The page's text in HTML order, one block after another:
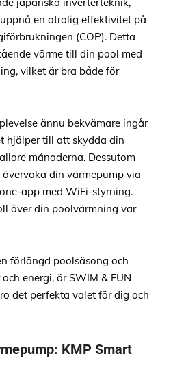
en otrolig effektivitet på
(COP). Detta
värme till din pool med
vilket är bra både för
ännu bekvämare ingår
hjälper till att skydda din
månaderna. Dessutom
din värmepump via
app med WiFi-styrning.
över din poolvärmning var
förlängd poolsäsong och
energi, är SWIM & FUN
det perfekta valet för dig och
KMP Smart